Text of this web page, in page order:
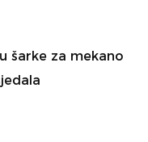
šarke za mekano